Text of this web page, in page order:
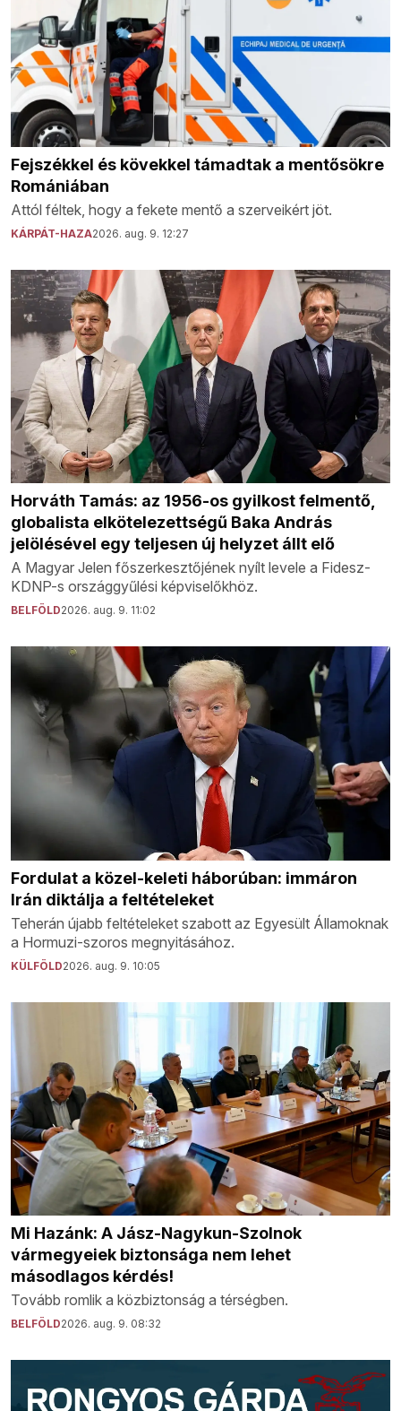
Fejszékkel és kövekkel támadtak a mentősökre
Romániában
Attól féltek, hogy a fekete mentő a szerveikért jöt.
KÁRPÁT-HAZA2026. aug. 9. 12:27
Horváth Tamás: az 1956-os gyilkost felmentő,
globalista elkötelezettségű Baka András
jelölésével egy teljesen új helyzet állt elő
A Magyar Jelen főszerkesztőjének nyílt levele a Fidesz-
KDNP-s országgyűlési képviselőkhöz.
BELFÖLD2026. aug. 9. 11:02
Fordulat a közel-keleti háborúban: immáron
Irán diktálja a feltételeket
Teherán újabb feltételeket szabott az Egyesült Államoknak
a Hormuzi-szoros megnyitásához.
KÜLFÖLD2026. aug. 9. 10:05
Mi Hazánk: A Jász-Nagykun-Szolnok
vármegyeiek biztonsága nem lehet
másodlagos kérdés!
Tovább romlik a közbiztonság a térségben.
BELFÖLD2026. aug. 9. 08:32